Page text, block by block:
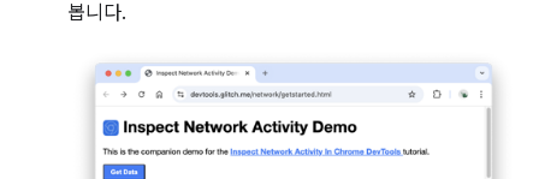
봅니다.